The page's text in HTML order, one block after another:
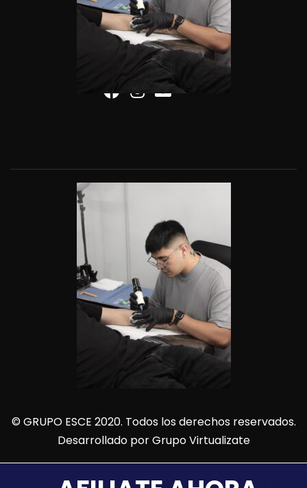
© GRUPO ESCE 2020. Todos los derechos reservados.
Desarrollado porGrupo Virtualizate